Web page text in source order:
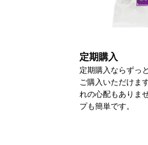
定期購入
定期購入ならずっ
ご購入いただけま
れの心配もありま
プも簡単です。